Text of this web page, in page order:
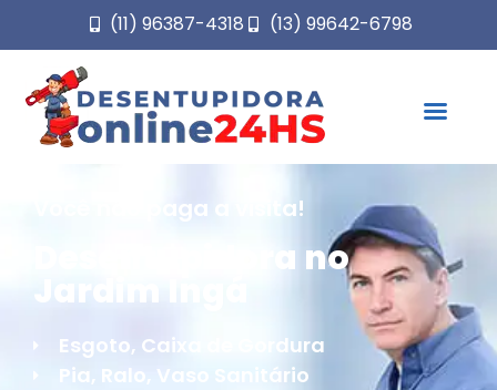
(11) 96387-4318 (13) 99642-6798
Você não paga a visita!
Desentupidora no
Jardim Ingá
Esgoto, Caixa de Gordura
Pia, Ralo, Vaso Sanitário